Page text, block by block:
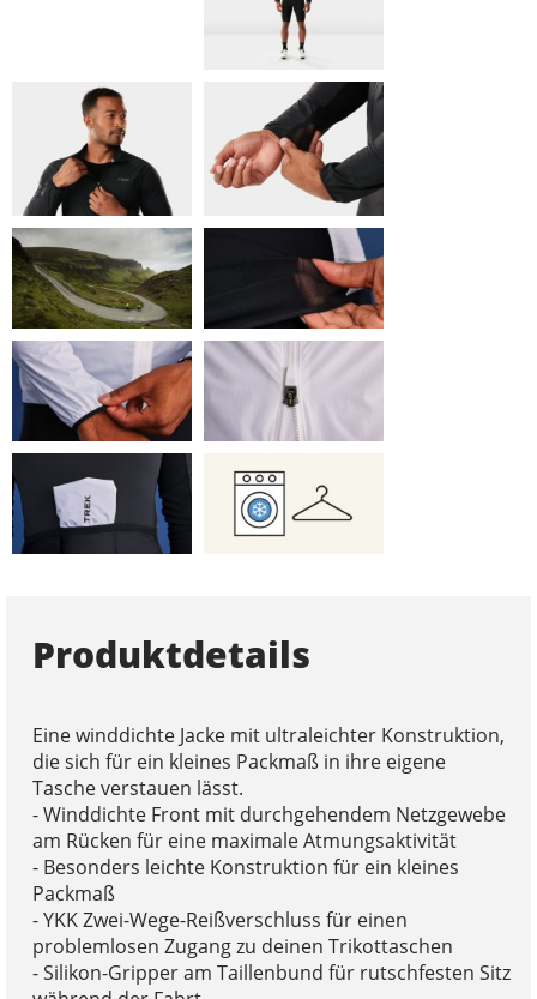
Produktdetails
Eine winddichte Jacke mit ultraleichter Konstruktion,
die sich für ein kleines Packmaß in ihre eigene
Tasche verstauen lässt.
- Winddichte Front mit durchgehendem Netzgewebe
am Rücken für eine maximale Atmungsaktivität
- Besonders leichte Konstruktion für ein kleines
Packmaß
- YKK Zwei-Wege-Reißverschluss für einen
problemlosen Zugang zu deinen Trikottaschen
- Silikon-Gripper am Taillenbund für rutschfesten Sitz